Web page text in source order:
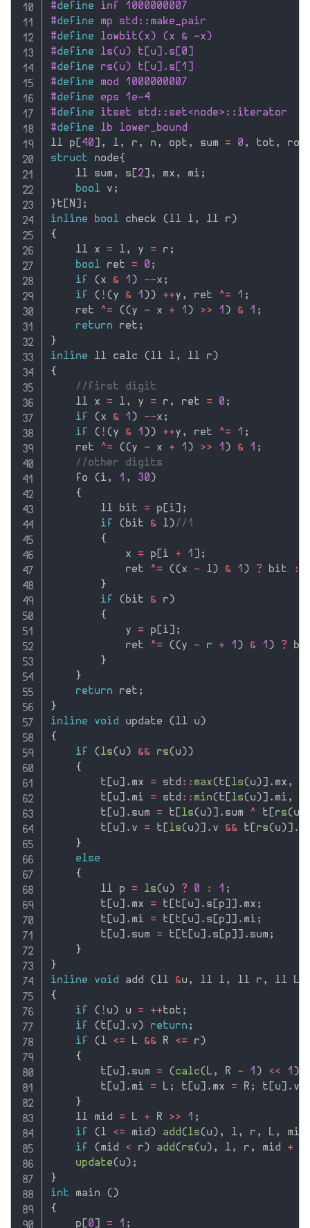
#define inf 1000000007
#define mp std::make_pair
#define lowbit(x) (x & -x)
#define ls(u) t[u].s[0]
#define rs(u) t[u].s[1]
#define mod 1000000007
#define eps 1e-4
#define itset std::set<node>::iterator
#define lb lower_bound
ll p
40 , l , r , n , opt , sum = 0 , tot ,
struct node{
    ll sum
, s 2 , mx , mi ;
bool v ;
}t N
;
inline
bool check ( ll l , ll r )
{
    ll x
= l , y = r ;
bool ret = 0 ;
if
( x & 1 ) --x ;
if
( ! ( y & 1 ) ) ++y , ret ^= 1 ;
    ret
^= ( ( y - x + 1 ) >> 1 ) & 1 ;
return ret ;
}
inline ll calc ( ll l , ll r )
{
//first digit
    ll x
= l , y = r , ret = 0 ;
if
( x & 1 ) --x ;
if
( ! ( y & 1 ) ) ++y , ret ^= 1 ;
    ret
^= ( ( y - x + 1 ) >> 1 ) & 1 ;
//other digits
    fo
( i , 1 , 30 )
{
        ll bit
= p i
;
if
( bit & l ) //1
{
            x
= p i + 1
;
            ret
^= ( ( x - l ) & 1 ) ? bit :
}
if
( bit & r )
{
            y
= p i
;
            ret
^= ( ( y - r + 1 ) & 1 ) ?
}
}
return ret ;
}
inline
void update ( ll u )
{
if
( ls( u ) && rs( u ) )
{
        t
u . mx = std :: max( t ls( u ) . mx ,
        t
u . mi = std :: min( t ls( u ) . mi ,
        t
u . sum = t ls( u ) . sum ^ t rs( u
        t
u . v = t ls( u ) . v && t rs( u ) .
}
else
{
        ll p
= ls( u ) ? 0 : 1 ;
        t
u . mx = t t u . s p . mx ;
        t
u . mi = t t u . s p . mi ;
        t
u . sum = t t u . s p . sum ;
}
}
inline
void add ( ll &u , ll l , ll r , ll L
{
if
( ! u ) u = ++tot ;
if
( t u . v ) return ;
if
( l <= L && R <= r )
{
        t
u . sum = ( calc( L , R - 1 ) << 1 )
        t
u . mi = L ; t u . mx = R ; t u . v
}
    ll mid
= L + R >> 1 ;
if
( l <= mid ) add ( ls( u ) , l , r , L , mid
if
( mid < r ) add ( rs( u ) , l , r , mid +
update( u ) ;
}
int main ( )
{
    p
0 = 1 ;